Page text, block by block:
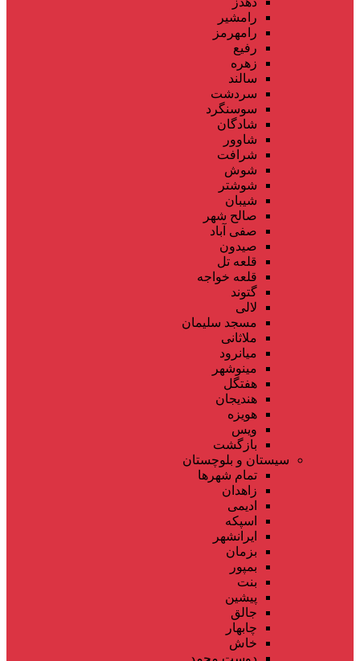
رامشیر
رامهرمز
رفیع
زهره
سالند
سردشت
سوسنگرد
شادگان
شاوور
شرافت
شوش
شوشتر
شیبان
صالح شهر
صفی آباد
صیدون
قلعه تل
قلعه خواجه
گتوند
لالی
مسجد سلیمان
ملاثانی
میانرود
مینوشهر
هفتگل
هندیجان
هویزه
ویس
بازگشت
سیستان و بلوچستان
تمام شهر‌ها
زاهدان
ادیمی
اسپکه
ایرانشهر
بزمان
بمپور
بنت
پیشین
جالق
چابهار
خاش
دوست محمد